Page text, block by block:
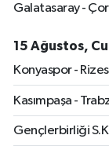
Galatasaray -
15 Ağustos,
Konyaspor -
Kasımpaşa -
Gençlerbirliği